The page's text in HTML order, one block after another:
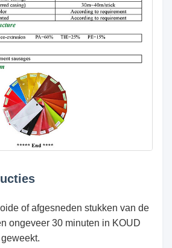
of afgesneden stukken van de
ongeveer 30 minuten in KOUD